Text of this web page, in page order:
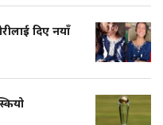
दिए नयाँ